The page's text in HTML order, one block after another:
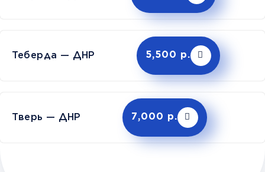
Теберда — ДНР 5,500 р.
Тверь — ДНР 7,000 р.